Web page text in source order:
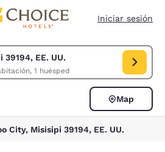
Iniciar sesión
39194, EE. UU.
1 habitación, 1 huésped
City, Misisipi 39194, EE. UU.. Fecha
Map
City, Misisipi 39194, EE. UU.